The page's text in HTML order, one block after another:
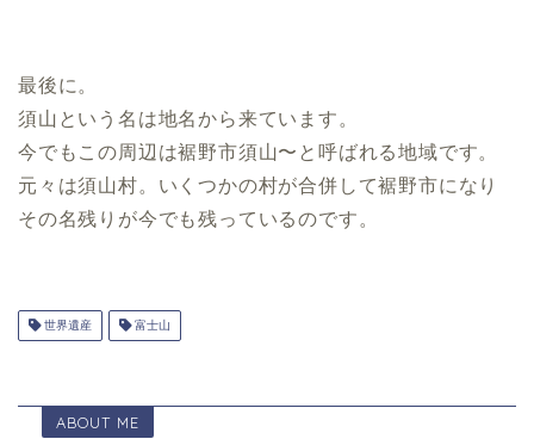
最後に。
須山という名は地名から来ています。
今でもこの周辺は裾野市須山〜と呼ばれる地域です。
元々は須山村。いくつかの村が合併して裾野市になり
その名残りが今でも残っているのです。
世界遺産 富士山
ABOUT ME